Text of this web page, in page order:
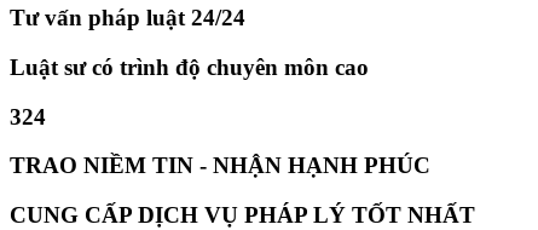
Tư vấn pháp luật 24/24
Luật sư có trình độ chuyên môn cao
324
TRAO NIỀM TIN - NHẬN HẠNH PHÚC
CUNG CẤP DỊCH VỤ PHÁP LÝ TỐT NHẤT